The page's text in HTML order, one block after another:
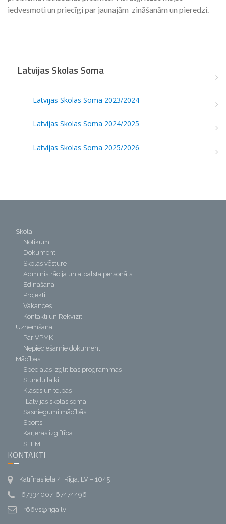
iedvesmoti un priecīgi par jaunajām zināšanām un pieredzi.
Latvijas Skolas Soma
Latvijas Skolas Soma 2023/2024
Latvijas Skolas Soma 2024/2025
Latvijas Skolas Soma 2025/2026
Skola
Notikumi
Dokumenti
Skolas vēsture
Administrācija un atbalsta personāls
Ēdināšana
Projekti
Vakances
Kontakti un Rekvizīti
Uzņemšana
Par VPMK
Nepieciešamie dokumenti
Mācības
Speciālās izglītības programmas
Stundu laiki
Klases un telpas
“Latvijas skolas soma”
Sasniegumi mācībās
Sports
Karjeras izglītība
STEM
KONTAKTI
Katrīnas iela 4, Rīga, LV – 1045
67334007, 67474496
r66vs@riga.lv